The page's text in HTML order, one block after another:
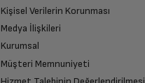
Kişisel Verilerin Korunması
Medya İlişkileri
Kurumsal
Müşteri Memnuniyeti